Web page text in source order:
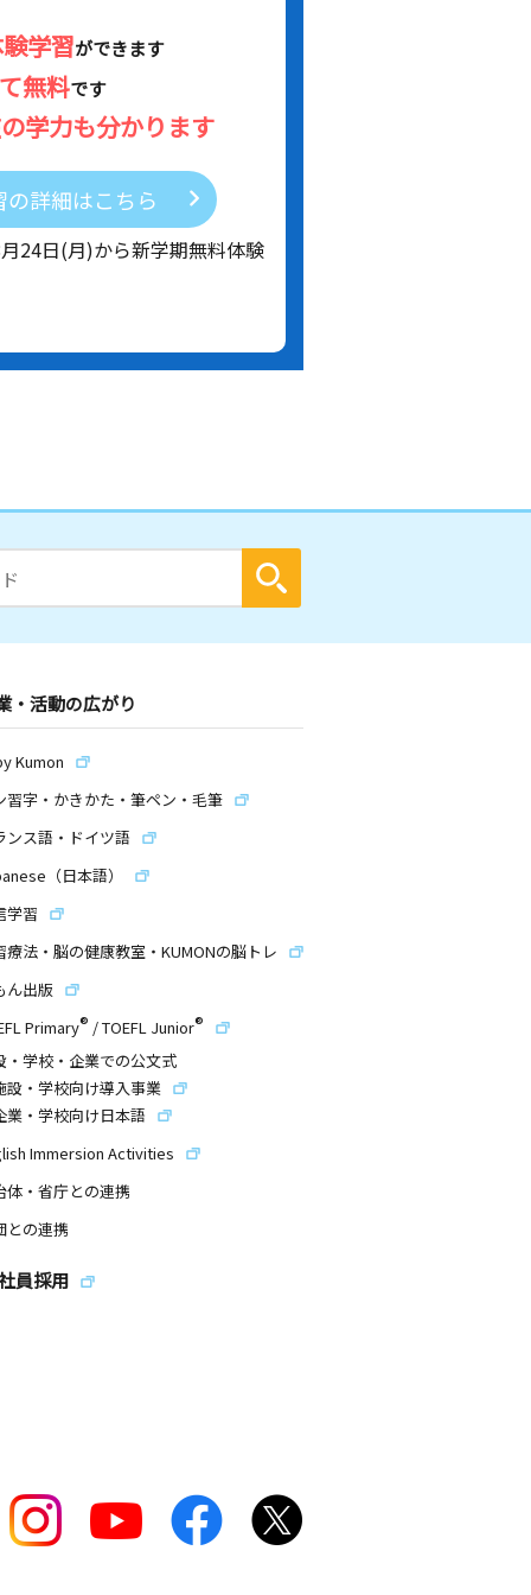
学習ができます
無料です
学力も分かります
詳細はこちら
24日(月)から新学期無料体験
・活動の広がり
Kumon
習字・かきかた・筆ペン・毛筆
ンス語・ドイツ語
（日本語）
学習
療法・脳の健康教室・KUMONの脳トレ
ん出版
Primary® /TOEFL Junior®
・学校・企業での公文式
設・学校向け導入事業
業・学校向け日本語
Immersion Activities
体・省庁との連携
との連携
員採用